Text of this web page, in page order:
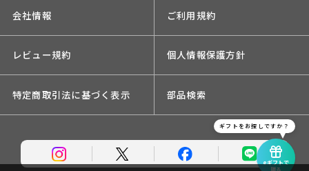
会社情報 ご利用規約
レビュー規約 個人情報保護方針
特定商取引法に基づく表示 部品検索
eギフトで
贈る
ギフトをお探しですか？